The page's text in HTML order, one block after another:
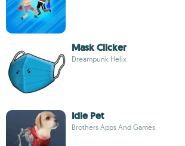
Mask Clicker
Dreampunk Helix
Idle Pet
Brothers Apps And Games